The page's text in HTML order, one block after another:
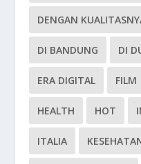
DENGAN
DI BANDUNG DI
ERA DIGITAL FILM
HEALTH HOT
ITALIA